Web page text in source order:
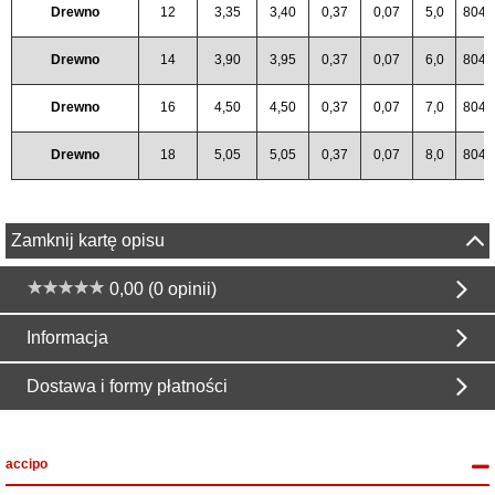
Drewno 12 3,35 3,40 0,37 0,07 5,0
Drewno 14 3,90 3,95 0,37 0,07 6,0
Drewno 16 4,50 4,50 0,37 0,07 7,0
Drewno 18 5,05 5,05 0,37 0,07 8,0
Zamknij kartę opisu
0,00 (0 opinii)
Informacja
Dostawa i formy płatności
accipo